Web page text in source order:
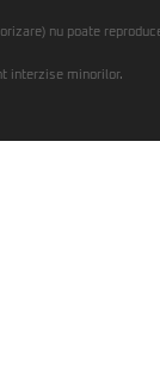
nu poate
interzise minorilor.